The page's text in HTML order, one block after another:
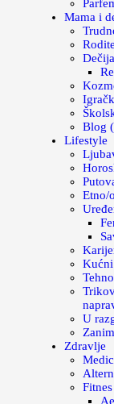
Mama i
Blog
Lifestyle
Etno/
U
Zdravlje
Fitnes